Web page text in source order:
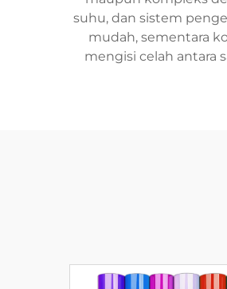
suhu, dan sistem
mudah, sementara
mengisi celah antara